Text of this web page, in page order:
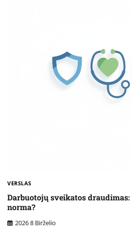
VERSLAS
Darbuotojų sveikatos
norma?
2026 8 Birželio